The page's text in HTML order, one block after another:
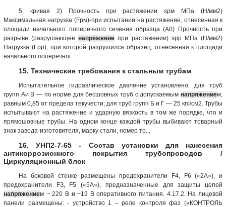
5, кривая 2) Прочность при растяжении sрм МПа (Н/мм2)
Максимальная нагрузка (Fрм)-при испытании на растяжение, отнесенная к
площади начального поперечного сечения образца (A0) Прочность при
разрыве (разрушающеенапряжение при растяжении) sрр МПа (Н/мм2)
Нагрузка (Fpр), при которой разрушился образец, отнесенная к площади
начального поперечног...
15. Технические требования к стальным трубам
Испытательное гидравлическое давление установлено: для труб
групп Аи В — по норме для бесшовных труб с допускаемым напряжением,
равным 0,85 от предела текучести; для труб групп Б и Г — 25 кгс/см2. Трубы
испытывают на растяжение и ударную вязкость в том же порядке, что и
прямошовные трубы. На одном конце каждой трубы выбивают товарный
знак завода-изготовителя, марку стали, номер тр...
16. УНП2-7-65 - Состав установки для нанесения
антикоррозионного покрытия трубопроводов /
Циркуляционный блок
На боковой стенке размещены предохранители F4, F6 («2А»), и
предохранители FЗ, F5 («5А»), предназначенные для защиты цепей
напряжением ~ 220 В и ~19 В оперативного питания. 4.17.2. На лицевой
панели размещены: - устройство 1 – реле контроля фаз («КОНТРОЛЬ